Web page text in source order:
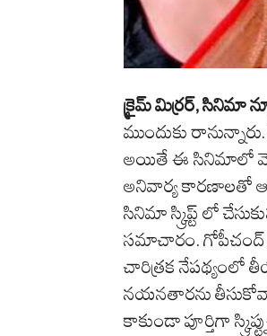
క్రైమ్ మిర్రర్, సినిమా
ముందుకు
అయితే ఈ సినిమాలో
అనివార్య కారణాలతో ఆమె
సినిమా స్క్రిప్ట్ లో
సమాచారం. గోపీచంద్
చారిత్రక నేపథ్యంలో
నయనతారను
కాకుండా పూర్తిగా